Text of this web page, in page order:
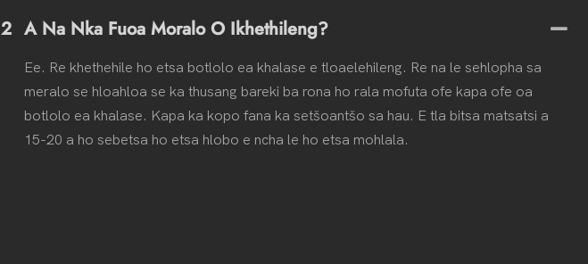
2 A Na Nka Fuoa Moralo O Ikhethileng?
Ee. Re khethehile ho etsa botlolo ea khalase e tloaelehileng. Re na le sehlopha sa
meralo se hloahloa se ka thusang bareki ba rona ho rala mofuta ofe kapa ofe oa
botlolo ea khalase. Kapa ka kopo fana ka setšoantšo sa hau. E tla bitsa matsatsi a
15-20 a ho sebetsa ho etsa hlobo e ncha le ho etsa mohlala.